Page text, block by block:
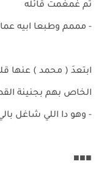
ثم غمغمت قائله
- مممم وطبعا ابيه
ابتعدَ ( محمد ) عنها
الخاص بهم بجنينة
- وهو دا اللي شاغل
■■■